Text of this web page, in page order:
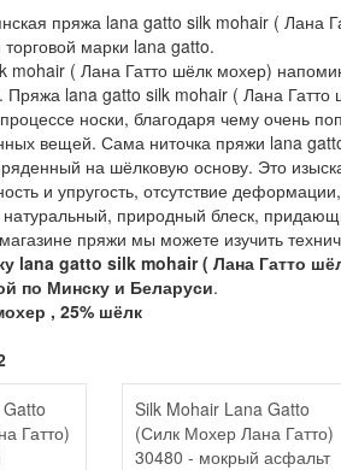
пряжа lana gatto silk mohair ( Лана
торговой марки lana gatto.
mohair ( Лана Гатто шёлк мохер)
Пряжа lana gatto silk mohair ( Лана
носки, благодаря чему очень
вещей. Сама ниточка пряжи lana
на шёлковую основу. Это
и упругость, отсутствие
природный блеск,
пряжи мы можете изучить
lana gatto silk mohair ( Лана Гатто
по Минску и Беларуси.
, 25% шёлк
Гатто)
Silk Mohair Lana Gatto
(Силк Мохер Лана Гатто)
30480 - мокрый асфальт